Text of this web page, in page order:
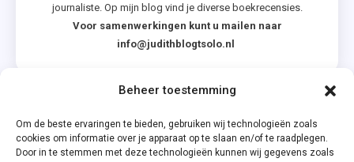
Beheer toestemming
Om de beste ervaringen te bieden, gebruiken wij technologieën zoals
cookies om informatie over je apparaat op te slaan en/of te raadplegen.
Door in te stemmen met deze technologieën kunnen wij gegevens zoals
journaliste. Op mijn blog vind je diverse boekrecensies.
Voor samenwerkingen kunt u mailen naar
info@judithblogtsolo.nl